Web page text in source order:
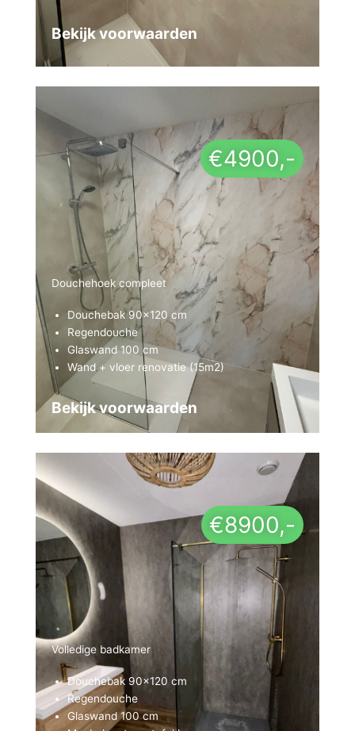
Bekijk voorwaarden
Bekijk voorwaarden
Douchehoek compleet
€4900,-
Douchebak 90×120 cm
Regendouche
Glaswand 100 cm
Wand + vloer renovatie (15m2)
Bekijk voorwaarden
Volledige badkamer
€8900,-
Douchebak 90×120 cm
Regendouche
Glaswand 100 cm